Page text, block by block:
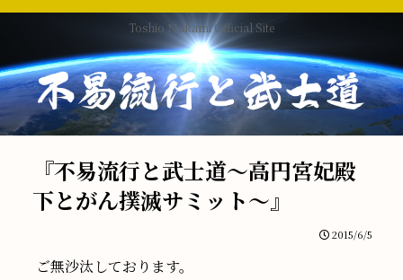
Toshio Ｎakami Official Site
『不易流行と武士道～高円宮妃殿
下とがん撲滅サミット～』
2015/6/5
ご無沙汰しております。